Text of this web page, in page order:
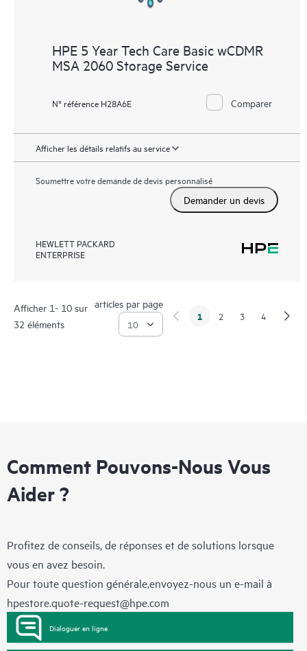
HPE 5 Year Tech Care Basic wCDMR
MSA 2060 Storage Service
N° référence H28A6E Comparer
Afficher les détails relatifs au service
Soumettre votre demande de devis personnalisé
Demander un devis
HEWLETT PACKARD
ENTERPRISE
Afficher 1- 10 sur
32 éléments
articles par page
1 2 3 4
Comment Pouvons-Nous Vous
Aider ?
Profitez de conseils, de réponses et de solutions lorsque
vous en avez besoin.
Pour toute question générale,envoyez-nous un e-mail à
hpestore.quote-request@hpe.com
Dialoguer en ligne